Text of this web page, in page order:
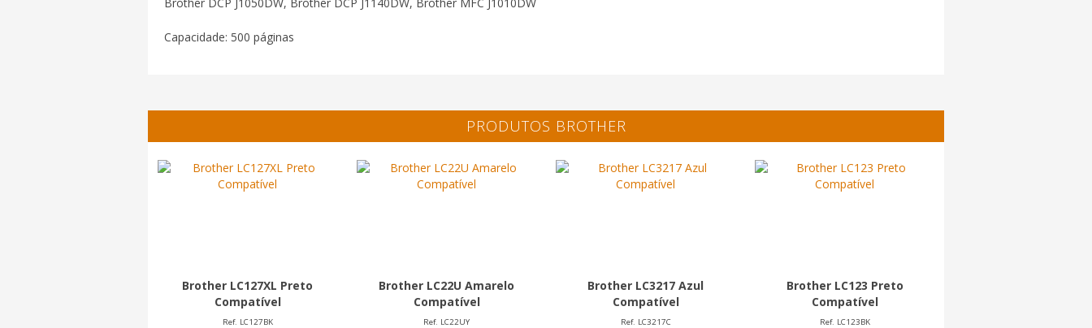
Capacidade: 500 páginas
PRODUTOS BROTHER
Brother LC127XL Preto
Compatível
Ref. LC127BK
Brother LC22U Amarelo
Compatível
Ref. LC22UY
Brother LC3217 Azul
Compatível
Ref. LC3217C
Brother LC123 Preto
Compatível
Ref. LC123BK